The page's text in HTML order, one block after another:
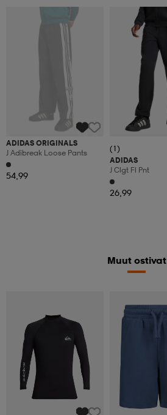
ADIDAS ORIGINALS
J Adibreak Loose Pants
54,99
(1)
ADIDAS
J Clgt Fl Pnt
26,99
Muut ostivat